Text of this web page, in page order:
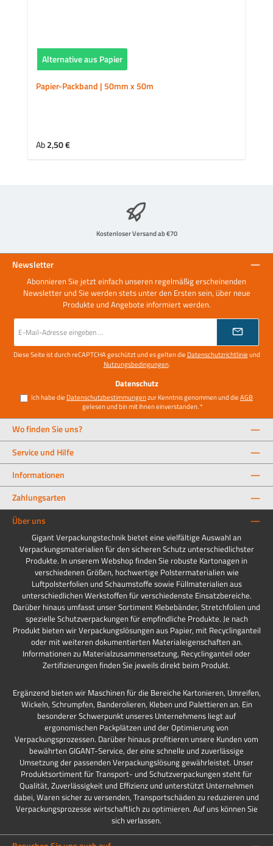
Alternative aus Papier
Papier-Packband | 50mm x 50m
Regulärer Preis:
Ab2,50 €
Kostenloser Versand ab €70
Newsletter
Abonnieren Sie jetzt einfach unseren regelmäßig erscheinenden
Newsletter und Sie werden stets unter den Ersten sein, über neue
Produkte und Angebote informiert werden.
E-
Mail-
Adresse
*
Diese Seite ist durch reCAPTCHA geschützt und es gelten die Datenschutzrichtlinieund
Nutzungsbedingungen.
Datenschutz
Ich habe die Datenschutzbestimmungenzur Kenntnis genommen und dieAGB
gelesen und bin mit ihnen einverstanden.*
Wo finden Sie uns?
Service und Hilfe
Informationen
Zahlungsarten
Über uns
Gigant Verpackungstechnik bietet eine vielfältige Auswahl an
Verpackungsmaterialien für den sicheren Schutz unterschiedlichster
Produkte. In unserem Webshop finden Sie robuste Kartonagen in
verschiedenen Größen, hochwertige Polstermaterialien wie
Luftpolsterfolien und Schaumstoffe sowie Füllmaterialien aus
unterschiedlichen Werkstoffen für verschiedenste Einsatzbereiche.
Darüber hinaus umfasst unser Sortiment Klebebänder, Stretchfolien und
spezielle Schutzverpackungen für empfindliche Produkte. Je nach
Produkt bieten wir Verpackungslösungen aus Papier, mit Recyclinganteil
oder mit weiteren dokumentierten Materialeigenschaften an.
Informationen zu Materialzusammensetzung, Recyclinganteil oder
Zertifizierungen finden Sie jeweils direkt beim Produkt.
Ergänzend bieten wir Maschinen für die Bereiche Kartonieren, Umreifen,
Wickeln, Schrumpfen, Banderolieren, Kleben und Palettieren an. Ein
besonderer Schwerpunkt unseres Unternehmens liegt auf
ergonomischen Packplätzen und der Optimierung von
Verpackungsprozessen. Darüber hinaus profitieren unsere Kunden vom
bewährten GIGANT-Service, der eine schnelle und zuverlässige
Umsetzung der passenden Verpackungslösung gewährleistet. Unser
Produktsortiment für Transport- und Schutzverpackungen steht für
Qualität, Zuverlässigkeit und Effizienz und unterstützt Unternehmen
dabei, Waren sicher zu versenden, Transportschäden zu reduzieren und
Verpackungsprozesse wirtschaftlich zu optimieren. Auf uns können Sie
sich verlassen.